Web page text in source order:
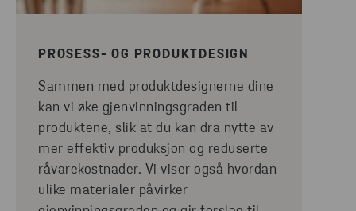
PROSESS- OG PRODUKTDESIGN
Sammen med produktdesignerne dine
kan vi øke gjenvinningsgraden til
produktene, slik at du kan dra nytte av
mer effektiv produksjon og reduserte
råvarekostnader. Vi viser også hvordan
ulike materialer påvirker